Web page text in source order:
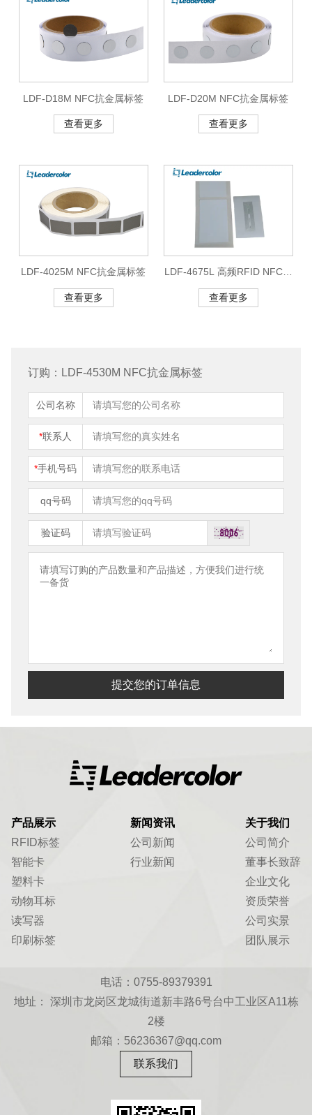
LDF-D18M NFC抗金属标签
查看更多
LDF-D20M NFC抗金属标签
查看更多
LDF-4025M NFC抗金属标签
查看更多
LDF-4675L 高频RFID NFC标
签
查看更多
订购：LDF-4530M NFC抗金属标签
公司名称
*联系人
*手机号码
qq号码
验证码
提交您的订单信息
产品展示
RFID标签
智能卡
塑料卡
动物耳标
读写器
印刷标签
新闻资讯
公司新闻
行业新闻
关于我们
公司简介
董事长致辞
企业文化
资质荣誉
公司实景
团队展示
电话：0755-89379391
地址： 深圳市龙岗区龙城街道新丰路6号台中工业区A11栋
2楼
邮箱：56236367@qq.com
联系我们